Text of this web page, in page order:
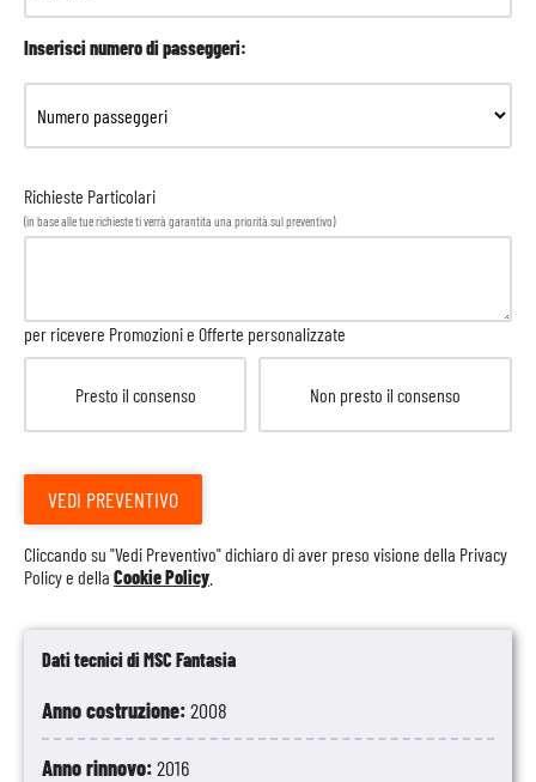
Dati tecnici di MSC Fantasia
Anno costruzione:2008
Anno rinnovo:2016
Inserisci numero di passeggeri:
Richieste Particolari
(in base alle tue richieste ti verrà garantita una priorità sul preventivo)
per ricevere Promozioni e Offerte personalizzate
Presto il consenso Non presto il consenso
VEDI PREVENTIVO
Cliccando su "Vedi Preventivo" dichiaro di aver preso visione della Privacy
Policye della Cookie Policy